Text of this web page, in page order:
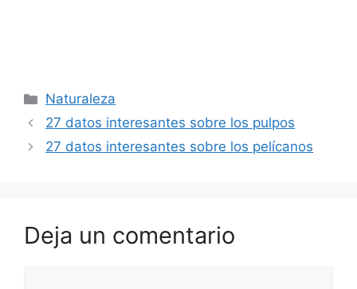
Categorías
Naturaleza
27 datos interesantes sobre los pulpos
27 datos interesantes sobre los pelícanos
Deja un comentario